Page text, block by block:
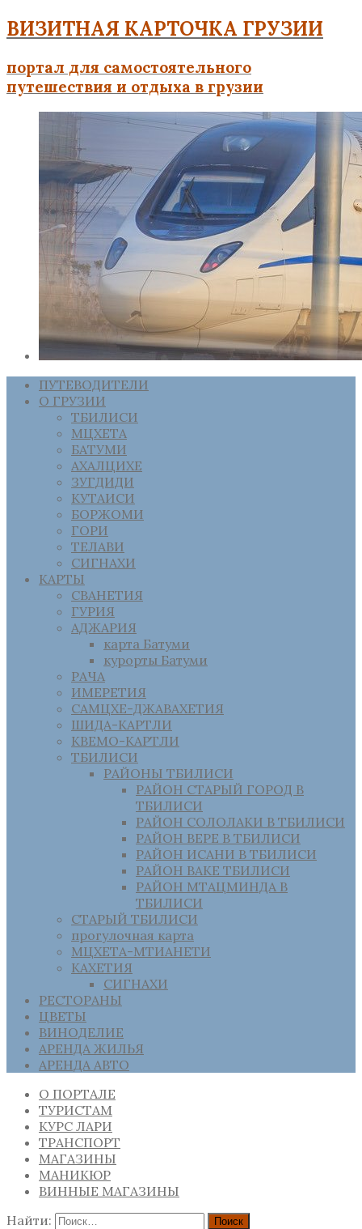
ВИЗИТНАЯ КАРТОЧКА ГРУЗИИ
портал для самостоятельного
путешествия и отдыха в грузии
ПУТЕВОДИТЕЛИ
О ГРУЗИИ
ТБИЛИСИ
МЦХЕТА
БАТУМИ
АХАЛЦИХЕ
ЗУГДИДИ
КУТАИСИ
БОРЖОМИ
ГОРИ
ТЕЛАВИ
СИГНАХИ
КАРТЫ
СВАНЕТИЯ
ГУРИЯ
АДЖАРИЯ
карта Батуми
курорты Батуми
РАЧА
ИМЕРЕТИЯ
САМЦХЕ-ДЖАВАХЕТИЯ
ШИДА-КАРТЛИ
КВЕМО-КАРТЛИ
ТБИЛИСИ
РАЙОНЫ ТБИЛИСИ
РАЙОН СТАРЫЙ ГОРОД В
ТБИЛИСИ
РАЙОН СОЛОЛАКИ В ТБИЛИСИ
РАЙОН ВЕРЕ В ТБИЛИСИ
РАЙОН ИСАНИ В ТБИЛИСИ
РАЙОН ВАКЕ ТБИЛИСИ
РАЙОН МТАЦМИНДА В
ТБИЛИСИ
СТАРЫЙ ТБИЛИСИ
прогулочная карта
МЦХЕТА-МТИАНЕТИ
КАХЕТИЯ
СИГНАХИ
РЕСТОРАНЫ
ЦВЕТЫ
ВИНОДЕЛИЕ
АРЕНДА ЖИЛЬЯ
АРЕНДА АВТО
О ПОРТАЛЕ
ТУРИСТАМ
КУРС ЛАРИ
ТРАНСПОРТ
МАГАЗИНЫ
МАНИКЮР
ВИННЫЕ МАГАЗИНЫ
Найти: